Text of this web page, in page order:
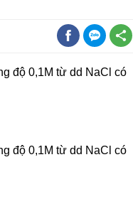
độ 0,1M từ dd NaCl có
độ 0,1M từ dd NaCl có